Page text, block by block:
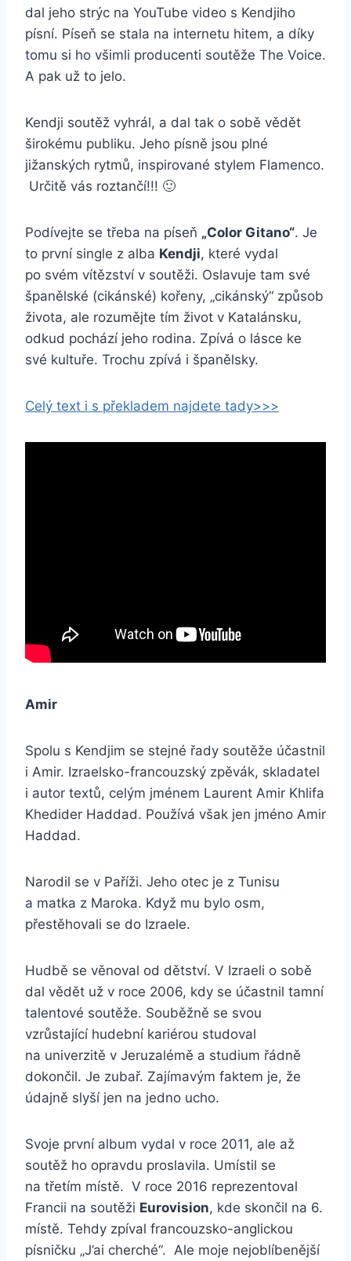
dal jeho strýc na YouTube video s Kendjiho
písní. Píseň se stala na internetu hitem, a díky
tomu si ho všimli producenti soutěže The Voice.
A pak už to jelo.
Kendji soutěž vyhrál, a dal tak o sobě vědět
širokému publiku. Jeho písně jsou plné
jižanských rytmů, inspirované stylem Flamenco.
Určitě vás roztančí!!! 🙂
Podívejte se třeba na píseň „Color Gitano“. Je
to první single z alba Kendji, které vydal
po svém vítězství v soutěži. Oslavuje tam své
španělské (cikánské) kořeny, „cikánský“ způsob
života, ale rozumějte tím život v Katalánsku,
odkud pochází jeho rodina. Zpívá o lásce ke
své kultuře. Trochu zpívá i španělsky.
Celý text i s překladem najdete tady>>>
Amir
Spolu s Kendjim se stejné řady soutěže účastnil
i Amir. Izraelsko-francouzský zpěvák, skladatel
i autor textů, celým jménem Laurent Amir Khlifa
Khedider Haddad. Používá však jen jméno Amir
Haddad.
Narodil se v Paříži. Jeho otec je z Tunisu
a matka z Maroka. Když mu bylo osm,
přestěhovali se do Izraele.
Hudbě se věnoval od dětství. V Izraeli o sobě
dal vědět už v roce 2006, kdy se účastnil tamní
talentové soutěže. Souběžně se svou
vzrůstající hudební kariérou studoval
na univerzitě v Jeruzalémě a studium řádně
dokončil. Je zubař. Zajímavým faktem je, že
údajně slyší jen na jedno ucho.
Svoje první album vydal v roce 2011, ale až
soutěž ho opravdu proslavila. Umístil se
na třetím místě. V roce 2016 reprezentoval
Francii na soutěži Eurovision, kde skončil na 6.
místě. Tehdy zpíval francouzsko-anglickou
písničku „J’ai cherché“. Ale moje nejoblíbenější